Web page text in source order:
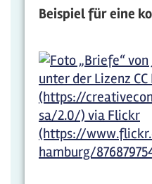
Beispiel für eine